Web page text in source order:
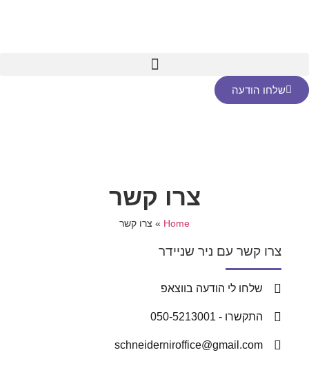
שלחו הודעה
צרו קשר
Home
» צרו קשר
צרו קשר עם ניר שניידר
שלחו לי הודעה בווצאפ
התקשרו - 050-5213001
schneiderniroffice@gmail.com